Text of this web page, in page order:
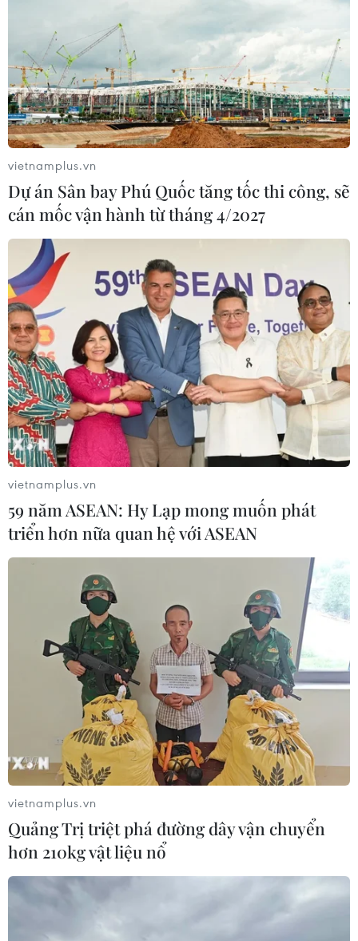
vietnamplus.vn
Dự án Sân bay Phú Quốc tăng tốc thi công, sẽ
cán mốc vận hành từ tháng 4/2027
vietnamplus.vn
59 năm ASEAN: Hy Lạp mong muốn phát
triển hơn nữa quan hệ với ASEAN
vietnamplus.vn
Quảng Trị triệt phá đường dây vận chuyển
hơn 210kg vật liệu nổ